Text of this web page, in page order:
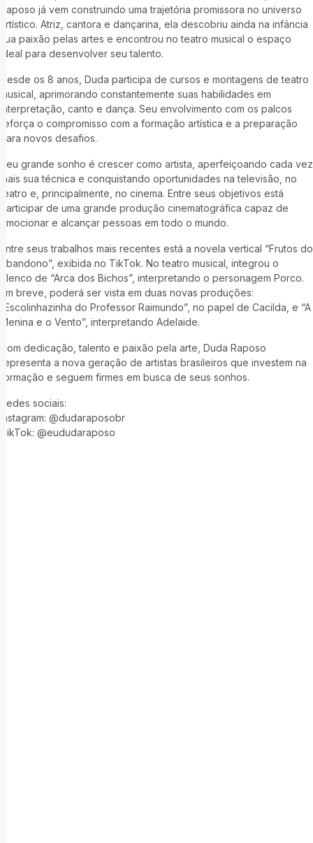
Raposo já vem construindo uma trajetória promissora no universo
artístico. Atriz, cantora e dançarina, ela descobriu ainda na infância
sua paixão pelas artes e encontrou no teatro musical o espaço
ideal para desenvolver seu talento.
Desde os 8 anos, Duda participa de cursos e montagens de teatro
musical, aprimorando constantemente suas habilidades em
interpretação, canto e dança. Seu envolvimento com os palcos
reforça o compromisso com a formação artística e a preparação
para novos desafios.
Seu grande sonho é crescer como artista, aperfeiçoando cada vez
mais sua técnica e conquistando oportunidades na televisão, no
teatro e, principalmente, no cinema. Entre seus objetivos está
participar de uma grande produção cinematográfica capaz de
emocionar e alcançar pessoas em todo o mundo.
Entre seus trabalhos mais recentes está a novela vertical “Frutos do
Abandono”, exibida no TikTok. No teatro musical, integrou o
elenco de “Arca dos Bichos”, interpretando o personagem Porco.
Em breve, poderá ser vista em duas novas produções:
“Escolinhazinha do Professor Raimundo”, no papel de Cacilda, e “A
Menina e o Vento”, interpretando Adelaide.
Com dedicação, talento e paixão pela arte, Duda Raposo
representa a nova geração de artistas brasileiros que investem na
formação e seguem firmes em busca de seus sonhos.
Redes sociais:
Instagram: @dudaraposobr
TikTok: @eududaraposo